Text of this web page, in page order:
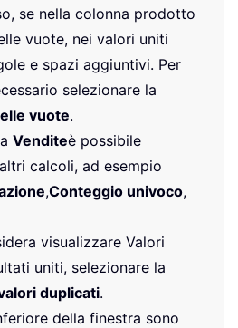
se nella colonna prodotto
vuote, nei valori uniti
e spazi aggiuntivi. Per
selezionare la
vuote.
Venditeè possibile
calcoli, ad esempio
,Conteggio univoco,
visualizzare Valori
uniti, selezionare la
duplicati.
della finestra sono